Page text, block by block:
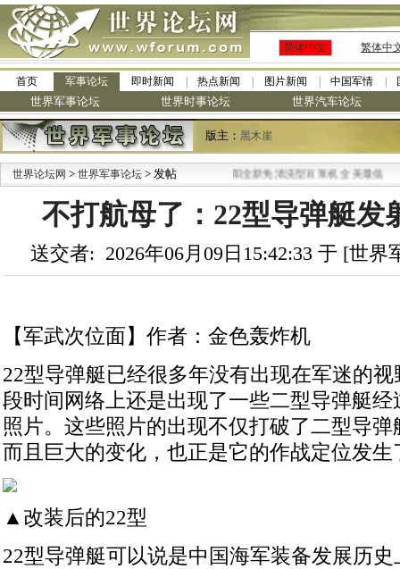
简体中文 繁体中
首页 军事论坛 即时新闻 热点新闻 图片新闻 中国军情
世界军事论坛 世界时事论坛 世界汽车论坛
版主： 黑木崖
世界论坛网 > 世界军事论坛 > 发帖
· 九阳全新免清洗型豆浆机 全美最低
不打航母了：22型导弹艇发
送交者: 2026年06月09日15:42:33 于 [世
【军武次位面】作者：金色轰炸机
22型导弹艇已经很多年没有出现在军迷的
段时间网络上还是出现了一些二型导弹艇
照片。这些照片的出现不仅打破了二型导
而且巨大的变化，也正是它的作战定位发
▲改装后的22型
22型导弹艇可以说是中国海军装备发展历